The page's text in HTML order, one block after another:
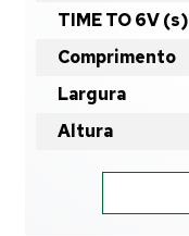
TIME TO 6V (s)
Comprimento
Largura
Altura